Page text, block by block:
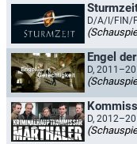
D/A/I/FIN/
Engel
D,
D,